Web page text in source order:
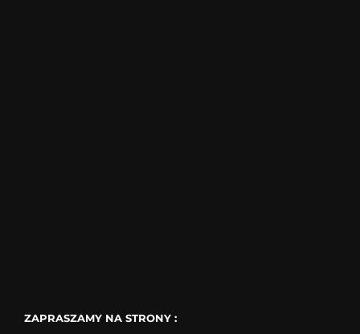
ZAPRASZAMY NA STRONY :